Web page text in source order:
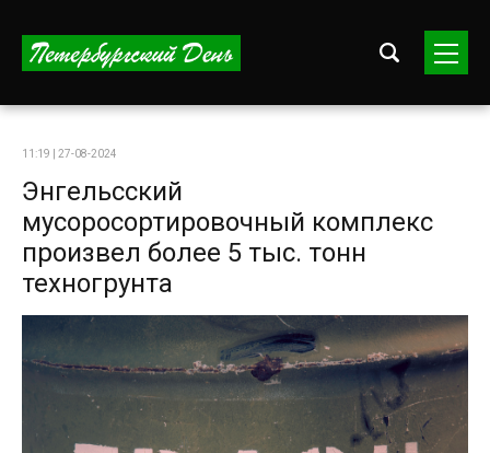
11:19 | 27-08-2024
Энгельсский
мусоросортировочный комплекс
произвел более 5 тыс. тонн
техногрунта